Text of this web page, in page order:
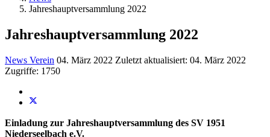
Jahreshauptversammlung 2022
Jahreshauptversammlung 2022
News Verein 04. März 2022 Zuletzt aktualisiert: 04. März 2022
Zugriffe: 1750
Einladung zur Jahreshauptversammlung des SV 1951
Niederseelbach e.V.